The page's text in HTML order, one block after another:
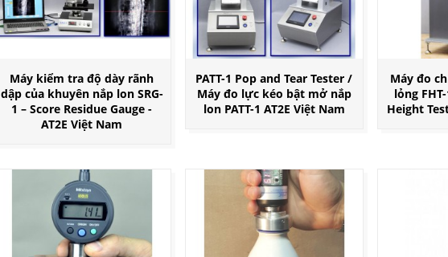
Máy kiểm tra độ dày rãnh
dập của khuyên nắp lon SRG-
1 – Score Residue Gauge -
AT2E Việt Nam
PATT-1 Pop and Tear Tester /
Máy đo lực kéo bật mở nắp
lon PATT-1 AT2E Việt Nam
Máy đo
lỏng
Height